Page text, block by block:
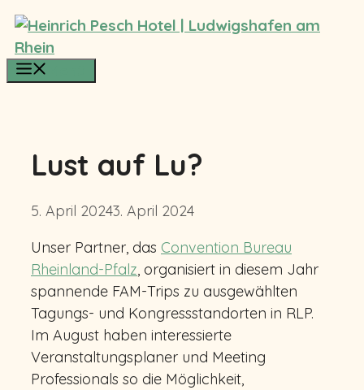
Zum
Inhalt
springen
Lust auf Lu?
5. April 20243. April 2024
Unser Partner, das Convention Bureau
Rheinland-Pfalz, organisiert in diesem Jahr
spannende FAM-Trips zu ausgewählten
Tagungs- und Kongressstandorten in RLP.
Im August haben interessierte
Veranstaltungsplaner und Meeting
Professionals so die Möglichkeit,